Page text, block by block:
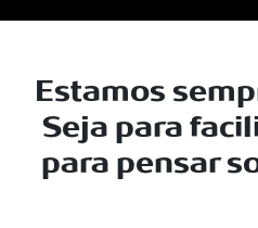
Estamos
Seja para
para pensar